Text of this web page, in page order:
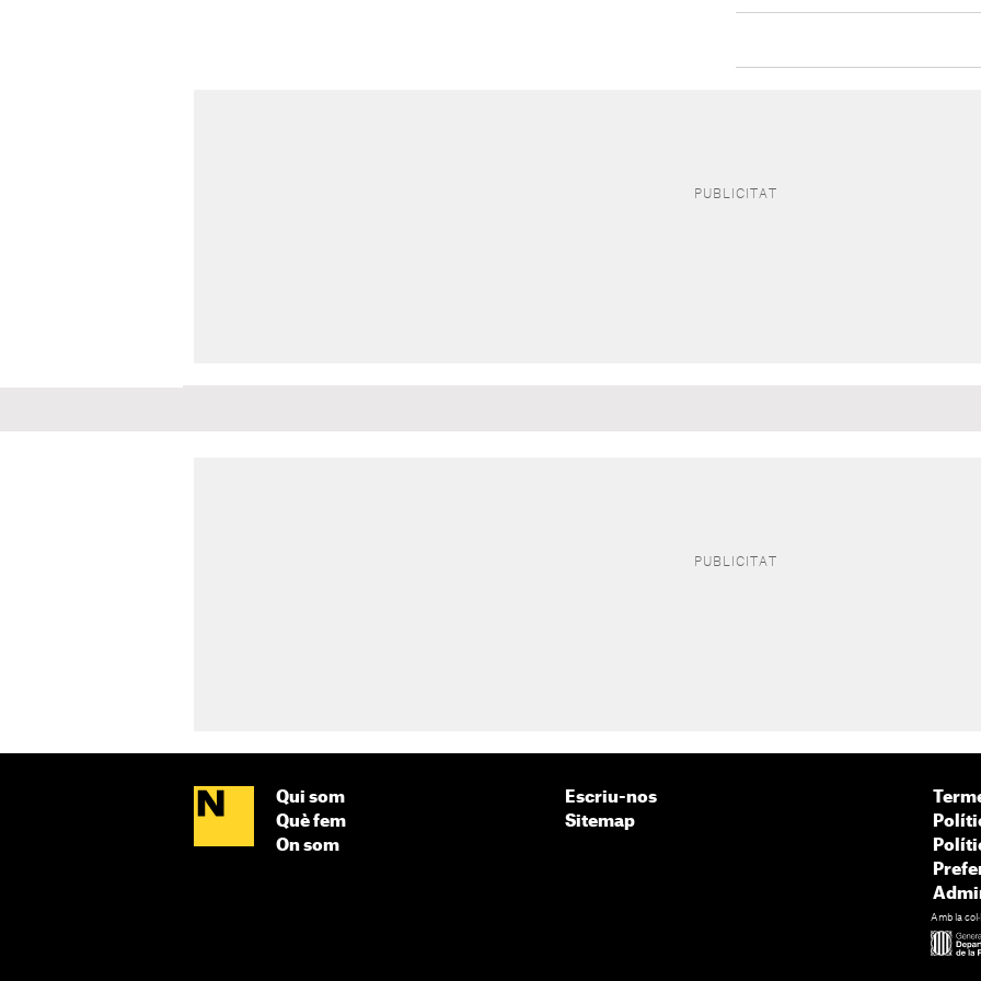
Qui som
Què fem
On som
Escriu-nos
Sitemap
Amb la